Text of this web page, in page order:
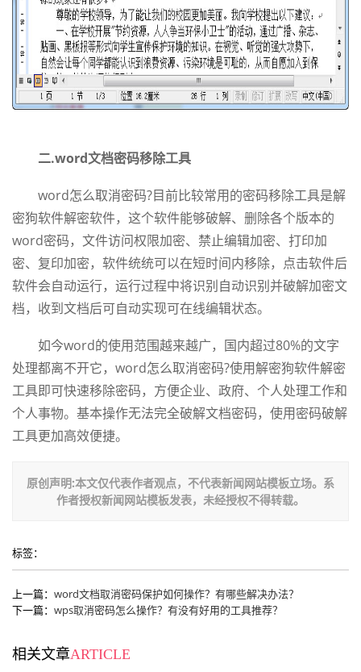
二.word文档密码移除工具
word怎么取消密码?目前比较常用的密码移除工具是解
密狗软件解密软件，这个软件能够破解、删除各个版本的
word密码，文件访问权限加密、禁止编辑加密、打印加
密、复印加密，软件统统可以在短时间内移除，点击软件后
软件会自动运行，运行过程中将识别自动识别并破解加密文
档，收到文档后可自动实现可在线编辑状态。
如今word的使用范围越来越广，国内超过80%的文字
处理都离不开它，word怎么取消密码?使用解密狗软件解密
工具即可快速移除密码，方便企业、政府、个人处理工作和
个人事物。基本操作无法完全破解文档密码，使用密码破解
工具更加高效便捷。
原创声明:本文仅代表作者观点，不代表新闻网站模板立场。系
作者授权新闻网站模板发表，未经授权不得转载。
标签：
上一篇： word文档取消密码保护如何操作？有哪些解决办法？
下一篇： wps取消密码怎么操作？有没有好用的工具推荐？
相关文章ARTICLE